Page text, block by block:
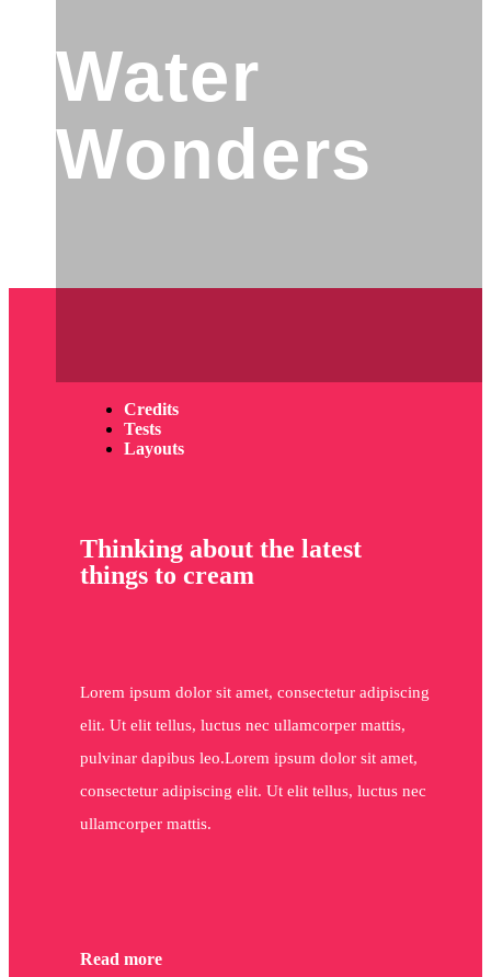
Credits
Tests
Layouts
Thinking about the latest
things to cream
Lorem ipsum dolor sit amet, consectetur adipiscing
elit. Ut elit tellus, luctus nec ullamcorper mattis,
pulvinar dapibus leo.Lorem ipsum dolor sit amet,
consectetur adipiscing elit. Ut elit tellus, luctus nec
ullamcorper mattis.
Read more
Water
Wonders